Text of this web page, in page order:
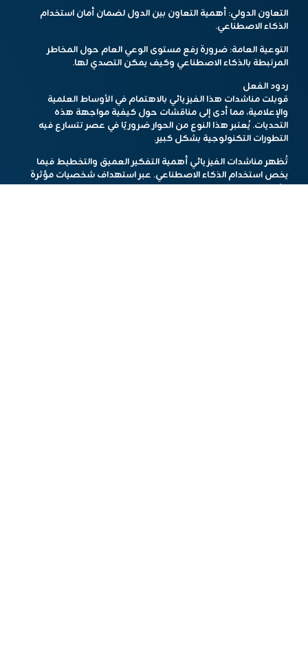
التعاون الدولي: أهمية التعاون بين الدول لضمان أمان استخدام
الذكاء الاصطناعي.
التوعية العامة: ضرورة رفع مستوى الوعي العام حول المخاطر
المرتبطة بالذكاء الاصطناعي وكيف يمكن التصدي لها.
ردود الفعل
قوبلت مناشدات هذا الفيزيائي بالاهتمام في الأوساط العلمية
والإعلامية، مما أدى إلى مناقشات حول كيفية مواجهة هذه
التحديات. يُعتبر هذا النوع من الحوار ضروريًا في عصر تتسارع فيه
التطورات التكنولوجية بشكل كبير.
تُظهر مناشدات الفيزيائي أهمية التفكير العميق والتخطيط فيما
يخص استخدام الذكاء الاصطناعي. عبر استهداف شخصيات مؤثرة
مثل البابا وإيلون ماسك، يتم تسليط الضوء على التحديات التي تواجه